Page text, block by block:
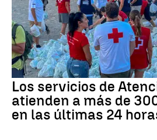
Los servicios de
atienden a más de
en las últimas 24